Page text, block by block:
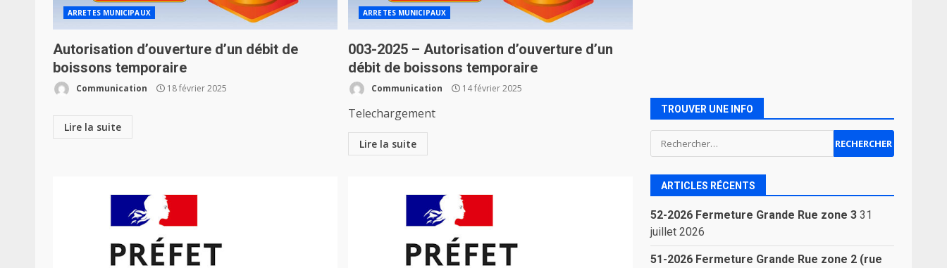
ARRETES MUNICIPAUX
Autorisation d’ouverture d’un débit de
boissons temporaire
Communication 18 février 2025
Lire la suite
ARRETES MUNICIPAUX
003-2025 – Autorisation d’ouverture d’un
débit de boissons temporaire
Communication 14 février 2025
Telechargement
Lire la suite
TROUVER UNE INFO
Rechercher :
ARTICLES RÉCENTS
52-2026 Fermeture Grande Rue zone 3 31
juillet 2026
51-2026 Fermeture Grande Rue zone 2 (rue